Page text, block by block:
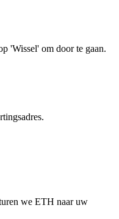
'Wissel' om door te gaan.
we ETH naar uw